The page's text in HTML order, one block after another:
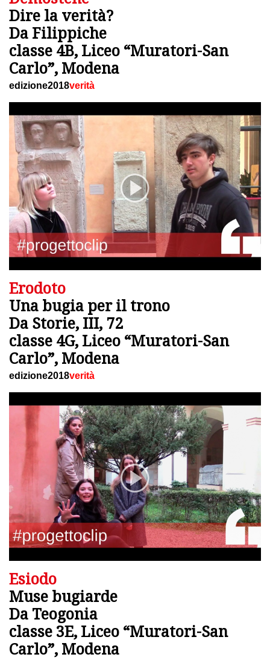
Dire la verità?
Da Filippiche
classe 4B, Liceo “Muratori-San
Carlo”, Modena
edizione2018verità
Erodoto
Una bugia per il trono
Da Storie, III, 72
classe 4G, Liceo “Muratori-San
Carlo”, Modena
edizione2018verità
Esiodo
Muse bugiarde
Da Teogonia
classe 3E, Liceo “Muratori-San
Carlo”, Modena